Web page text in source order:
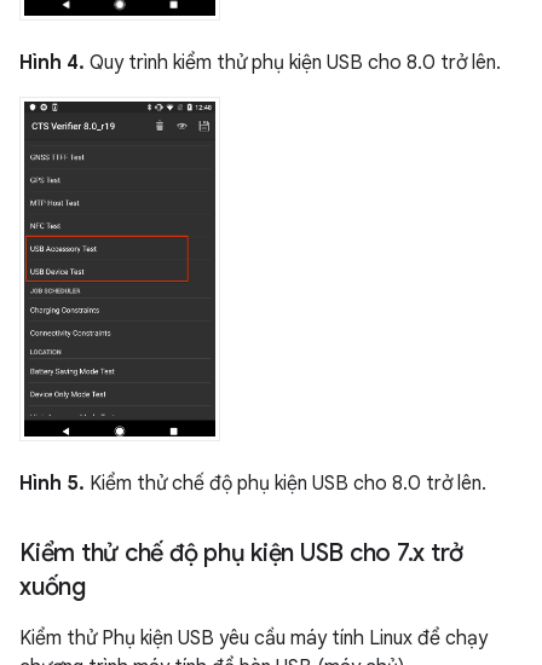
Hình 4. Quy trình kiểm thử phụ kiện USB cho 8.0 trở lên.
Hình 5. Kiểm thử chế độ phụ kiện USB cho 8.0 trở lên.
Kiểm thử chế độ phụ kiện USB cho 7.x trở
xuống
Kiểm thử Phụ kiện USB yêu cầu máy tính Linux để chạy